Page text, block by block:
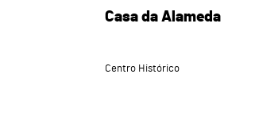
Casa da Alameda
Centro Histórico